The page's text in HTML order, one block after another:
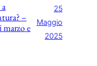
–
marzo e
25
Maggio
2025